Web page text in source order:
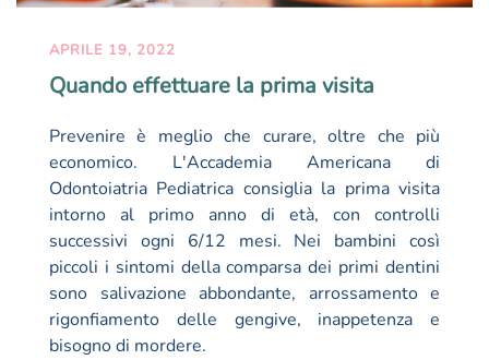
APRILE 19, 2022
Quando effettuare la prima visita
Prevenire è meglio che curare, oltre che più
economico. L'Accademia Americana di
Odontoiatria Pediatrica consiglia la prima visita
intorno al primo anno di età, con controlli
successivi ogni 6/12 mesi. Nei bambini così
piccoli i sintomi della comparsa dei primi dentini
sono salivazione abbondante, arrossamento e
rigonfiamento delle gengive, inappetenza e
bisogno di mordere.